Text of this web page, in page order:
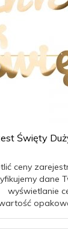
Święty
ceny
dane
wyświetlanie